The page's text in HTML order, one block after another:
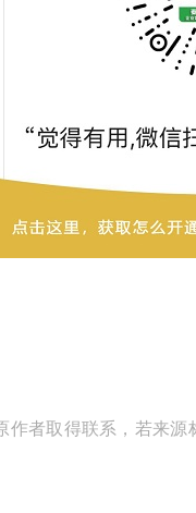
者取得联系，若来